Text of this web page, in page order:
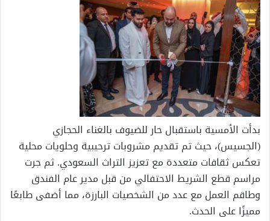
بدأت الأمسية باستقبال حار للضيوف بالغناء الحجازي
(الجسيس)، حيث تم تقديم مشروبات ترحيبية وحلويات محلية
تعكس ثقافات متعددة مع تعزيز التراث السعودي. ثم جرت
مراسم قطع الشريط الاحتفالي من قبل مدير عام الفندق
وطاقم العمل مع عدد من الشخصيات البارزة، مما أضفى طابعًا
مميزًا على الحدث.